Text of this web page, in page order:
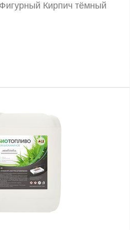
Кирпич тёмный